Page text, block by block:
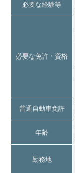
必要な経験等
必要な免許・資格
普通自動車免許
年齢
勤務地